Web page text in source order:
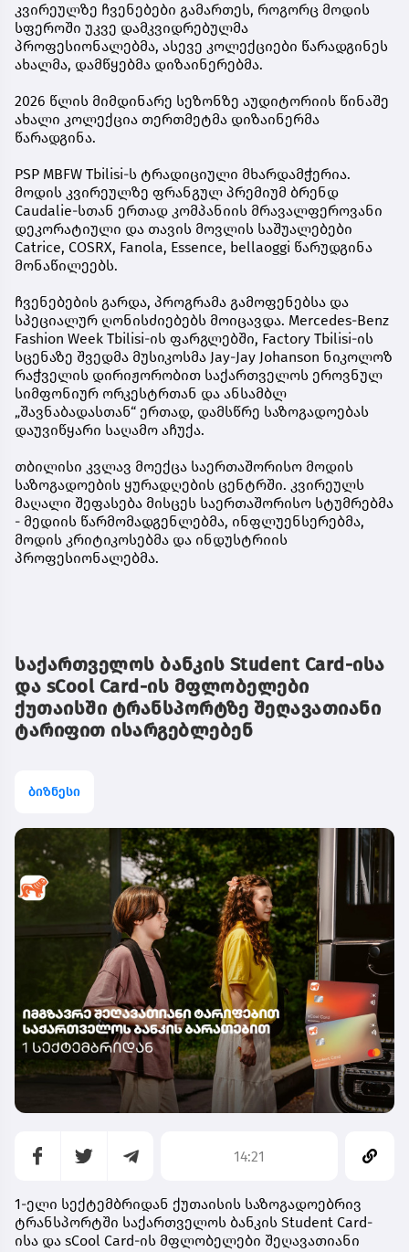
კვირეულზე ჩვენებები გამართეს, როგორც მოდის
სფეროში უკვე დამკვიდრებულმა
პროფესიონალებმა, ასევე კოლექციები წარადგინეს
ახალმა, დამწყებმა დიზაინერებმა.
2026 წლის მიმდინარე სეზონზე აუდიტორიის წინაშე
ახალი კოლექცია თერთმეტმა დიზაინერმა
წარადგინა.
PSP MBFW Tbilisi-ს ტრადიციული მხარდამჭერია.
მოდის კვირეულზე ფრანგულ პრემიუმ ბრენდ
Caudalie-სთან ერთად კომპანიის მრავალფეროვანი
დეკორატიული და თავის მოვლის საშუალებები
Catrice, COSRX, Fanola, Essence, bellaoggi წარუდგინა
მონაწილეებს.
ჩვენებების გარდა, პროგრამა გამოფენებსა და
სპეციალურ ღონისძიებებს მოიცავდა. Mercedes-Benz
Fashion Week Tbilisi-ის ფარგლებში, Factory Tbilisi-ის
სცენაზე შვედმა მუსიკოსმა Jay-Jay Johanson ნიკოლოზ
რაჭველის დირიჟორობით საქართველოს ეროვნულ
სიმფონიურ ორკესტრთან და ანსამბლ
„შავნაბადასთან“ ერთად, დამსწრე საზოგადოებას
დაუვიწყარი საღამო აჩუქა.
თბილისი კვლავ მოექცა საერთაშორისო მოდის
საზოგადოების ყურადღების ცენტრში. კვირეულს
მაღალი შეფასება მისცეს საერთაშორისო სტუმრებმა
- მედიის წარმომადგენლებმა, ინფლუენსერებმა,
მოდის კრიტიკოსებმა და ინდუსტრიის
პროფესიონალებმა.
საქართველოს ბანკის Student Card-ისა
და sCool Card-ის მფლობელები
ქუთაისში ტრანსპორტზე შეღავათიანი
ტარიფით ისარგებლებენ
ბიზნესი
14:21
1-ელი სექტემბრიდან ქუთაისის საზოგადოებრივ
ტრანსპორტში საქართველოს ბანკის Student Card-
ისა და sCool Card-ის მფლობელები შეღავათიანი